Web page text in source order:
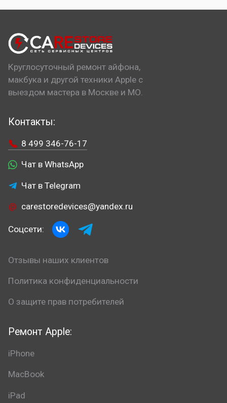
Круглосуточный ремонт айфона,
макбука и другой техники Apple с
выездом мастера в Москве и МО.
Ремонт Apple:
iPhone
MacBook
iPad
Контакты:
8 499 346-76-17
Чат в WhatsApp
Чат в Telegram
carestoredevices@yandex.ru
Соцсети:
Отзывы наших клиентов
Политика конфиденциальности
О защите прав потребителей